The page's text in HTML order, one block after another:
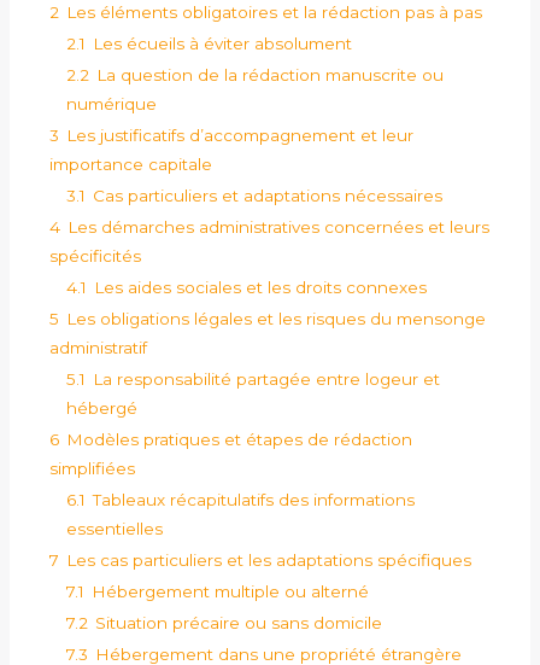
2 Les éléments obligatoires et la rédaction pas à pas
2.1
Les écueils à éviter absolument
2.2 La question de la rédaction manuscrite ou
numérique
3 Les justificatifs d’accompagnement et leur
importance capitale
3.1 Cas particuliers et adaptations nécessaires
4 Les démarches administratives concernées et leurs
spécificités
4.1
Les aides sociales et les droits connexes
5 Les obligations légales et les risques du mensonge
administratif
5.1
La responsabilité partagée entre logeur et
hébergé
6 Modèles pratiques et étapes de rédaction
simplifiées
6.1 Tableaux récapitulatifs des informations
essentielles
7 Les cas particuliers et les adaptations spécifiques
7.1
Hébergement multiple ou alterné
7.2 Situation précaire ou sans domicile
7.3 Hébergement dans une propriété étrangère